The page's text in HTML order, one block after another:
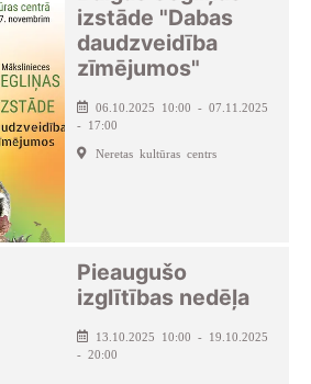
izstāde "Dabas
daudzveidība
zīmējumos"
06.10.2025 10:00 - 07.11.2025
- 17:00
Neretas kultūras centrs
Pieaugušo
izglītības nedēļa
13.10.2025 10:00 - 19.10.2025
- 20:00